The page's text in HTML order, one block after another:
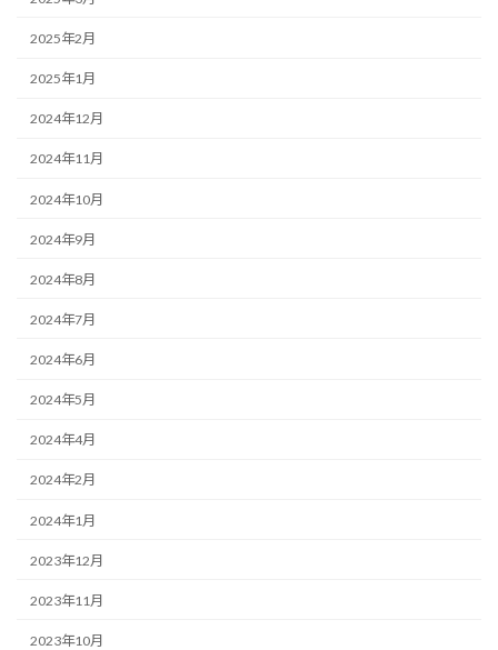
2025年2月
2025年1月
2024年12月
2024年11月
2024年10月
2024年9月
2024年8月
2024年7月
2024年6月
2024年5月
2024年4月
2024年2月
2024年1月
2023年12月
2023年11月
2023年10月